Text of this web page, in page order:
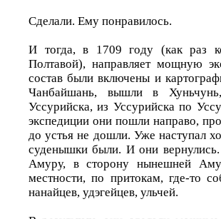
Сделали. Ему понравилось.
И тогда, в 1709 году (как раз
Полтавой), направляет мощную
состав были включены и
Чанбайшань, вышли в
Уссурийска, из Уссурийска по
экспедиции они пошли направо,
до устья не дошли. Уже наступал
суденышки были. И они
Амуру, в сторону нынешней
местности, по притокам, где-то
нанайцев, удэгейцев, ульчей.